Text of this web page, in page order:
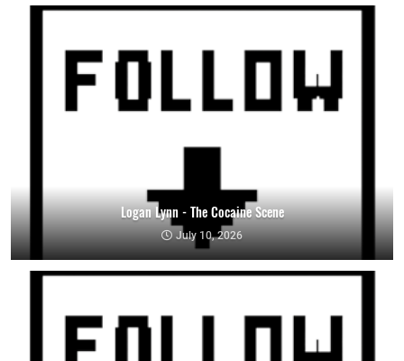
Logan Lynn - The Cocaine Scene
July 10, 2026